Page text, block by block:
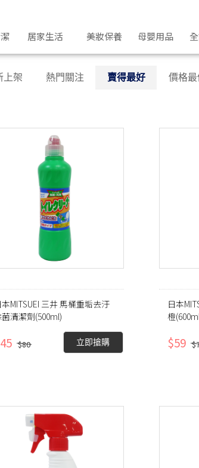
居家生活 美妝保養 母嬰用品
上架 熱門關注 賣得最好 價格最
本MITSUEI 三井 馬桶重垢去汙
菌清潔劑(500ml)
$80 立即搶購
日本
橙
$59